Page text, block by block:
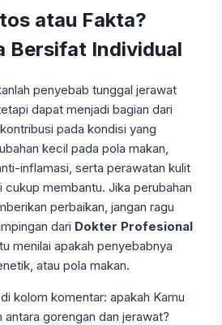
atau Fakta?
Bersifat Individual
penyebab tunggal jerawat
dapat menjadi bagian dari
pada kondisi yang
kecil pada pola makan,
inflamasi, serta perawatan kulit
membantu. Jika perubahan
perbaikan, jangan ragu
dari Dokter Profesional
menilai apakah penyebabnya
atau pola makan.
kolom komentar: apakah Kamu
antara gorengan dan jerawat?